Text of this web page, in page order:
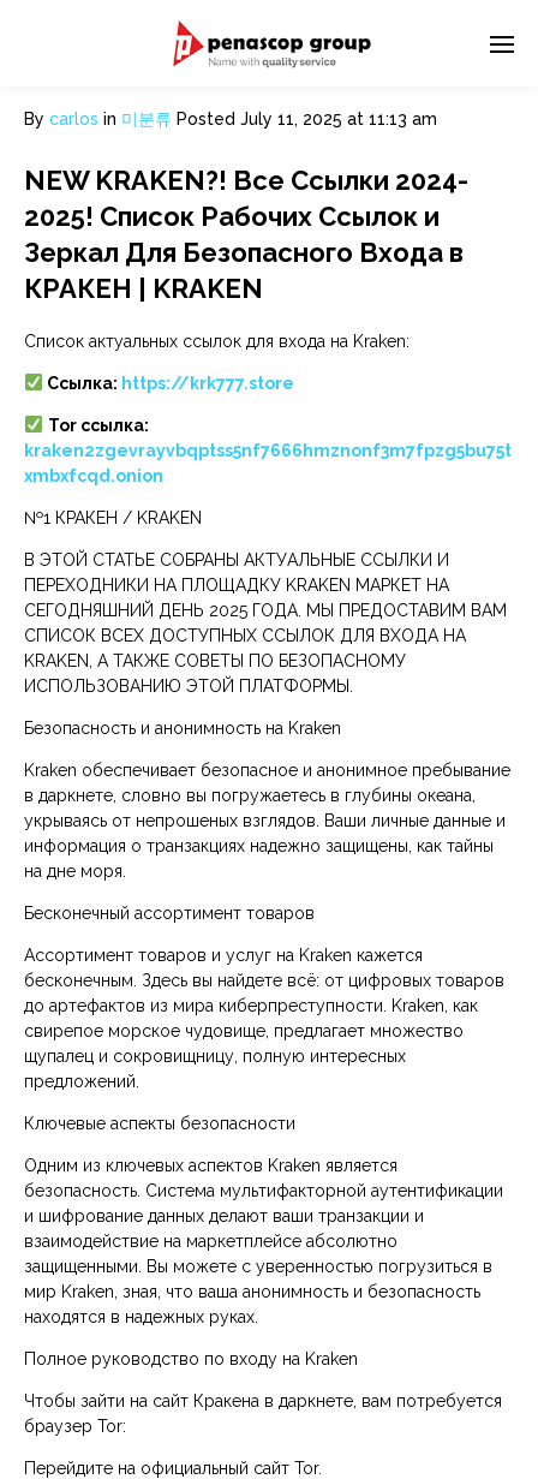
By carlos in 미분류 Posted July 11, 2025 at 11:13 am
NEW KRAKEN?! Все Ссылки 2024-
2025! Список Рабочих Ссылок и
Зеркал Для Безопасного Входа в
КРАКЕН | KRAKEN
Список актуальных ссылок для входа на Kraken:
Ссылка: https://krk777.store
Tor ссылка:
kraken2zgevrayvbqptss5nf7666hmznonf3m7fpzg5bu75t
xmbxfcqd.onion
№1 КРАКЕН / KRAKEN
В ЭТОЙ СТАТЬЕ СОБРАНЫ АКТУАЛЬНЫЕ ССЫЛКИ И
ПЕРЕХОДНИКИ НА ПЛОЩАДКУ KRAKEN МАРКЕТ НА
СЕГОДНЯШНИЙ ДЕНЬ 2025 ГОДА. МЫ ПРЕДОСТАВИМ ВАМ
СПИСОК ВСЕХ ДОСТУПНЫХ ССЫЛОК ДЛЯ ВХОДА НА
KRAKEN, А ТАКЖЕ СОВЕТЫ ПО БЕЗОПАСНОМУ
ИСПОЛЬЗОВАНИЮ ЭТОЙ ПЛАТФОРМЫ.
Безопасность и анонимность на Kraken
Kraken обеспечивает безопасное и анонимное пребывание
в даркнете, словно вы погружаетесь в глубины океана,
укрываясь от непрошеных взглядов. Ваши личные данные и
информация о транзакциях надежно защищены, как тайны
на дне моря.
Бесконечный ассортимент товаров
Ассортимент товаров и услуг на Kraken кажется
бесконечным. Здесь вы найдете всё: от цифровых товаров
до артефактов из мира киберпреступности. Kraken, как
свирепое морское чудовище, предлагает множество
щупалец и сокровищницу, полную интересных
предложений.
Ключевые аспекты безопасности
Одним из ключевых аспектов Kraken является
безопасность. Система мультифакторной аутентификации
и шифрование данных делают ваши транзакции и
взаимодействие на маркетплейсе абсолютно
защищенными. Вы можете с уверенностью погрузиться в
мир Kraken, зная, что ваша анонимность и безопасность
находятся в надежных руках.
Полное руководство по входу на Kraken
Чтобы зайти на сайт Кракена в даркнете, вам потребуется
браузер Tor:
Перейдите на официальный сайт Tor.